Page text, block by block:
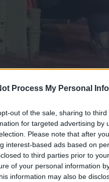
Process My Personal
out of the sale, sharing to
for targeted advertising by
Please note that after
interest-based ads based on
to third parties prior to
of your personal information
information may also be